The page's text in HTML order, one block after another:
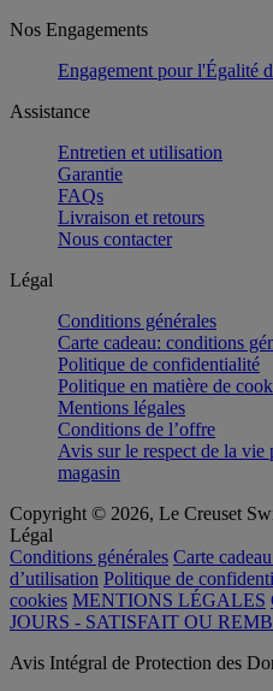
Nos Engagements
Engagement pour l'Égalité
Assistance
Entretien et utilisation
Garantie
FAQs
Livraison et retours
Nous contacter
Légal
Conditions générales
Carte cadeau: conditions
Politique de confidentialité
Politique en matière de
Mentions légales
Conditions de l’offre
Avis sur le respect de la
magasin
Copyright © 2026, Le Creuset
Légal
Conditions générales Carte
d’utilisation Politique de
cookies MENTIONS LÉGALES
JOURS - SATISFAIT OU
Avis Intégral de Protection des